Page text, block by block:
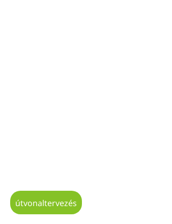
útvonaltervezés